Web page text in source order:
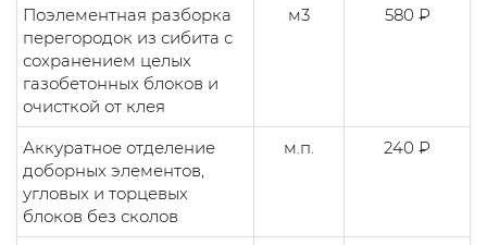
Поэлементная разборка
перегородок из сибита с
сохранением целых
газобетонных блоков и
очисткой от клея
м3 580 ₽
Аккуратное отделение
доборных элементов,
угловых и торцевых
блоков без сколов
м.п. 240 ₽